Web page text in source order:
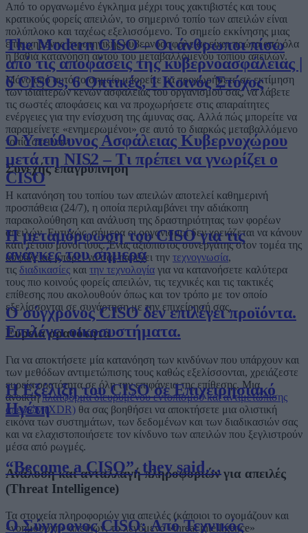
The Modern CISO – Οι άνθρωποι πίσω
από τις αποφάσεις της κυβερνοασφάλειας |
6 CISOs, 6 Οπτικές, 1 Κοινός Στόχος
Ο Υπεύθυνος Ασφάλειας Κυβερνοχώρου
μετά τη NIS2 – Τι πρέπει να γνωρίζει ο
CISO
Η μεταμόρφωση του CISO για τις
ανάγκες του σήμερα
Ο σύγχρονος CISO δεν επιλέγει προϊόντα.
Επιλέγει οικοσυστήματα.
Η Εξέλιξη του CISO σε Επιχειρησιακό
Ηγέτη
“Become a CISO”, they said…
Ο Σύγχρονος CISO: Από Τεχνικός
Από το οργανωμένο έγκλημα μέχρι τους χακτιβιστές και τους
κρατικούς φορείς απειλών, το σημερινό τοπίο των απειλών είναι
πολύπλοκο και ταχέως εξελισσόμενο. Το σημείο εκκίνησης μιας
επιτυχημένης στρατηγικής κυβερνοασφάλειας είναι πρώτα από όλα
η βαθιά κατανόηση αυτού του μεταβαλλόμενου τοπίου απειλών.
Μόνο από αυτό το σημείο μπορείτε να προχωρήσετε σε εκτίμηση
των ιδιαίτερων κενών ασφαλείας του οργανισμού σας, να λάβετε
τις σωστές αποφάσεις και να προχωρήσετε στις απαραίτητες
ενέργειες για την ενίσχυση της άμυνας σας. Αλλά πώς μπορείτε να
παραμείνετε «ενημερωμένοι» σε αυτό το διαρκώς μεταβαλλόμενο
τοπίο απειλών;
Συνεχής επαγρύπνηση
Η κατανόηση του τοπίου των απειλών αποτελεί καθημερινή
προσπάθεια (24/7), η οποία περιλαμβάνει την αδιάκοπη
παρακολούθηση και ανάλυση της δραστηριότητας των φορέων
απειλών. Ευτυχώς, σήμερα οι οργανισμοί δεν χρειάζεται να κάνουν
κάτι τέτοιο μόνοι τους. Ένας αξιόπιστος συνεργάτης στον τομέα της
ασφάλειας μπορεί να σας παρέχει την τεχνογνωσία,
τις διαδικασίες και την τεχνολογία για να κατανοήσετε καλύτερα
τους πιο κοινούς φορείς απειλών, τις τεχνικές και τις τακτικές
επίθεσης που ακολουθούν όπως και τον τρόπο με τον οποίο
εξελίσσονται σε συνάρτηση με την επιχείρησή σας.
Ευρεία ορατότητα
Για να αποκτήσετε μία κατανόηση των κινδύνων που υπάρχουν και
των μεθόδων αντιμετώπισης τους καθώς εξελίσσονται, χρειάζεστε
ευρεία ορατότητα σε όλη την επιφάνεια της επίθεσης. Μια
ανοικτήπλατφόρμα διευρυμένου εντοπισμού και αντιμετώπισης
απειλών (XDR) θα σας βοηθήσει να αποκτήσετε μια ολιστική
εικόνα των συστημάτων, των δεδομένων και των διαδικασιών σας
και να ελαχιστοποιήσετε τον κίνδυνο των απειλών που ξεγλιστρούν
μέσα από ρωγμές.
Ανάλυση και ανταλλαγή πληροφοριών για απειλές
(Threat Intelligence)
Τα στοιχεία πληροφοριών για απειλές (κάποιοι το ονομάζουν και
«νοημοσύνη» απειλών, το λεγόμενο «threat intelligence»